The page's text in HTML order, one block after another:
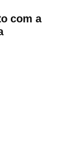
com a